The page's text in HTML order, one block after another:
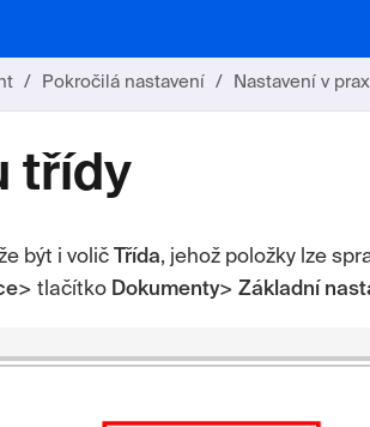
Pokročilá nastavení Nastavení v
třídy
být i volič Třída, jehož položky lze
> tlačítko Dokumenty> Základní